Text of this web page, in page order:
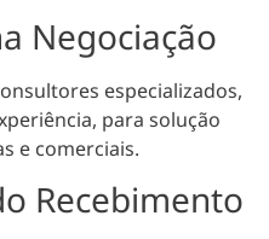
Negociação
especializados,
para solução
e comerciais.
Recebimento